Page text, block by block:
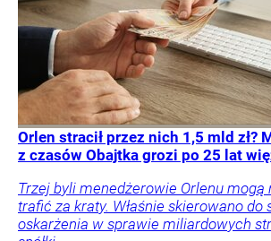
Orlen stracił przez nich 1,5 mld zł?
z czasów Obajtka grozi po 25 lat
Trzej byli menedżerowie Orlenu mogą
trafić za kraty. Właśnie skierowano do
oskarżenia w sprawie miliardowych